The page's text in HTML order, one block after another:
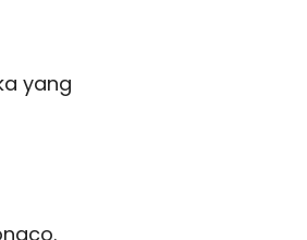
yang